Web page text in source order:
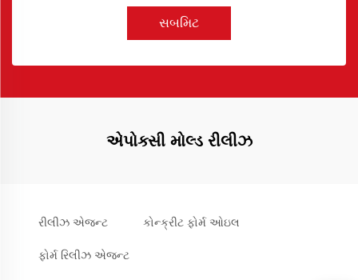
સબમિટ
એપોક્સી મોલ્ડ રીલીઝ
રીલીઝ એજન્ટ કોન્ક્રીટ ફોર્મ ઓઇલ
ફોર્મ રિલીઝ એજન્ટ